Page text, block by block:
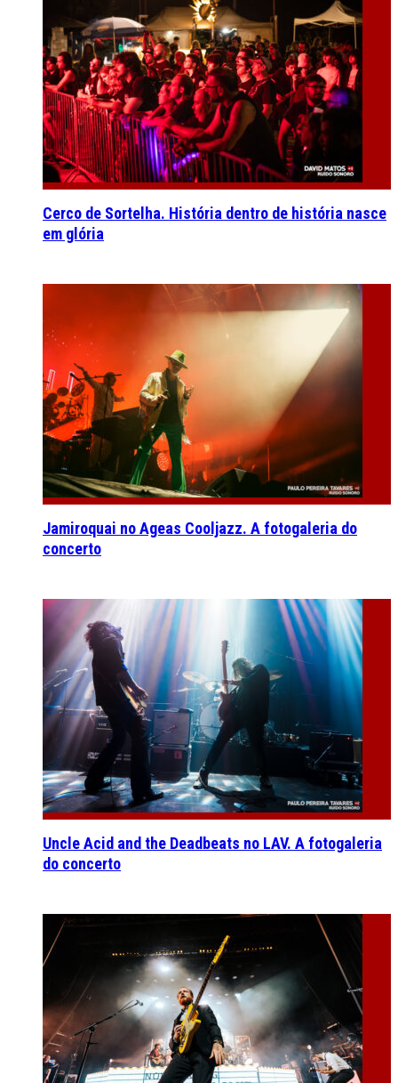
Cerco de Sortelha. História dentro de história nasce
em glória
Jamiroquai no Ageas Cooljazz. A fotogaleria do
concerto
Uncle Acid and the Deadbeats no LAV. A fotogaleria
do concerto